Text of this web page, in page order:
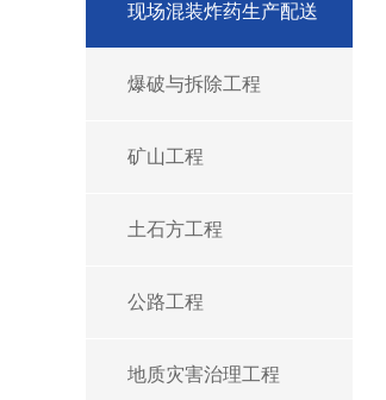
现场混装炸药生产配送
爆破与拆除工程
矿山工程
土石方工程
公路工程
地质灾害治理工程